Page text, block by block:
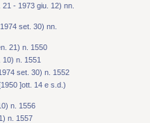
- 1973 giu. 12) nn.
set. 30) nn.
21) n. 1550
10) n. 1551
set. 30) n. 1552
]ott. 14 e s.d.)
n. 1556
n. 1557